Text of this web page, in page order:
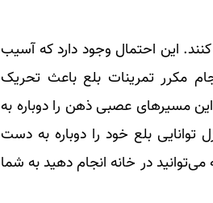
این احتمال وجود دارد که آسیب
مکرر تمرینات بلع باعث تحریک
مسیرهای عصبی ذهن را دوباره به
بلع خود را دوباره به دست
در خانه انجام دهید به شما